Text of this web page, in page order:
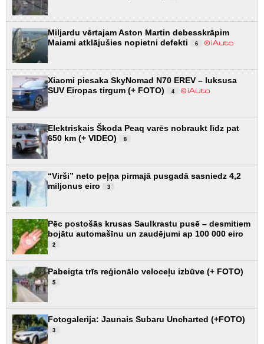
Miljardu vērtajam Aston Martin debesskrāpim
Maiami atklājušies nopietni defekti
6
Xiaomi piesaka SkyNomad N70 EREV – luksusa
SUV Eiropas tirgum (+ FOTO)
4
Elektriskais Škoda Peaq varēs nobraukt līdz pat
650 km (+ VIDEO)
8
“Virši” neto peļņa pirmajā pusgadā sasniedz 4,2
miljonus eiro
3
Pēc postošās krusas Saulkrastu pusē – desmitiem
bojātu automašīnu un zaudējumi ap 100 000 eiro
2
Pabeigta trīs reģionālo veloceļu izbūve (+ FOTO)
5
Fotogalerija: Jaunais Subaru Uncharted (+FOTO)
3